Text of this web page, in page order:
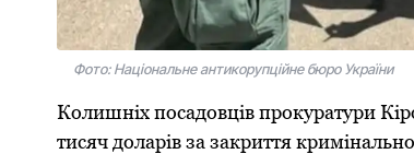
Фото: Національне антикорупційне бюро України
Колишніх посадовців прокуратури
тисяч доларів за закриття